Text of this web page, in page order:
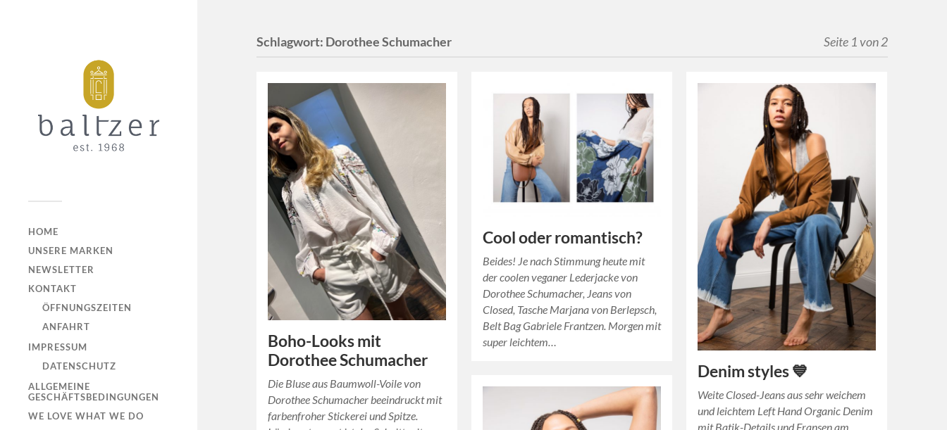
HOME
UNSERE MARKEN
NEWSLETTER
KONTAKT
ÖFFNUNGSZEITEN
ANFAHRT
IMPRESSUM
DATENSCHUTZ
ALLGEMEINE
GESCHÄFTSBEDINGUNGEN
WE LOVE WHAT WE DO
Schlagwort: Dorothee Schumacher Seite 1 von 2
Boho-Looks mit
Dorothee Schumacher
Die Bluse aus Baumwoll-Voile von
Dorothee Schumacher beeindruckt mit
farbenfroher Stickerei und Spitze.
Cool oder romantisch?
Beides! Je nach Stimmung heute mit
der coolen veganer Lederjacke von
Dorothee Schumacher, Jeans von
Closed, Tasche Marjana von Berlepsch,
Belt Bag Gabriele Frantzen. Morgen mit
super leichtem…
Denim styles 💙
Weite Closed-Jeans aus sehr weichem
und leichtem Left Hand Organic Denim
mit Batik-Details und Fransen am